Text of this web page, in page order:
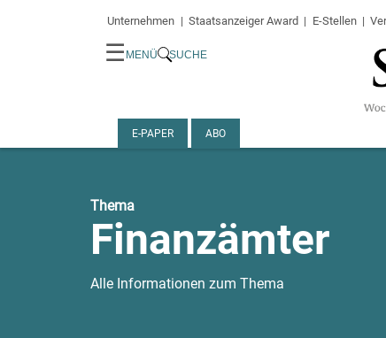
Unternehmen Staatsanzeiger Award E-Stellen
☰ MENÜ SUCHE
E-PAPER ABO
Thema
Finanzämter
Alle Informationen zum Thema